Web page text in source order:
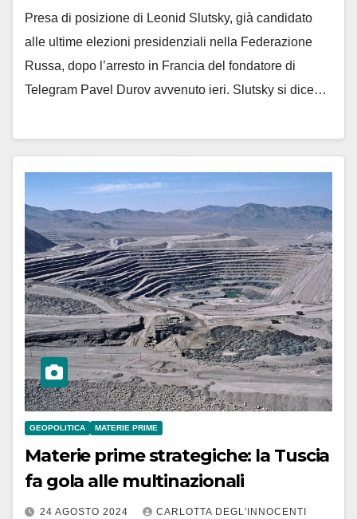
Presa di posizione di Leonid Slutsky, già candidato
alle ultime elezioni presidenziali nella Federazione
Russa, dopo l’arresto in Francia del fondatore di
Telegram Pavel Durov avvenuto ieri. Slutsky si dice…
GEOPOLITICA MATERIE PRIME
Materie prime strategiche: la Tuscia
fa gola alle multinazionali
24 AGOSTO 2024 CARLOTTA DEGL'INNOCENTI